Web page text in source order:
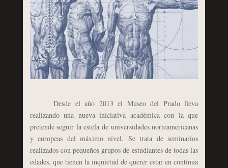
Desde el año 2013 el Museo del Prado lleva
realizando una nueva iniciativa académica con la que
pretende seguir la estela de universidades norteamericanas
y europeas del máximo nivel. Se trata de seminarios
realizados con pequeños grupos de estudiantes de todas las
edades, que tienen la inquietud de querer estar en continua